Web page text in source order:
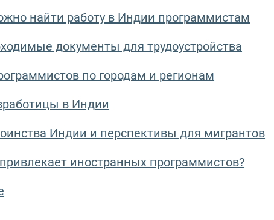
найти работу в Индии программистам
документы для трудоустройства
по городам и регионам
в Индии
Индии и перспективы для мигрантов
иностранных программистов?